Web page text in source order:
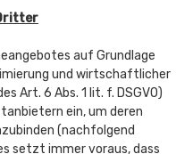
auf Grundlage
und wirtschaftlicher
Art. 6 Abs. 1 lit. f. DSGVO)
ein, um deren
(nachfolgend
setzt immer voraus, dass